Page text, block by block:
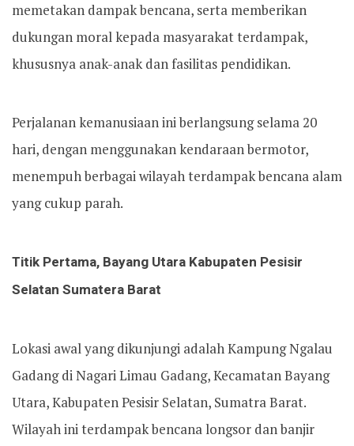
memetakan dampak bencana, serta memberikan
dukungan moral kepada masyarakat terdampak,
khususnya anak-anak dan fasilitas pendidikan.
Perjalanan kemanusiaan ini berlangsung selama 20
hari, dengan menggunakan kendaraan bermotor,
menempuh berbagai wilayah terdampak bencana alam
yang cukup parah.
Titik Pertama, Bayang Utara Kabupaten Pesisir
Selatan Sumatera Barat
Lokasi awal yang dikunjungi adalah Kampung Ngalau
Gadang di Nagari Limau Gadang, Kecamatan Bayang
Utara, Kabupaten Pesisir Selatan, Sumatra Barat.
Wilayah ini terdampak bencana longsor dan banjir